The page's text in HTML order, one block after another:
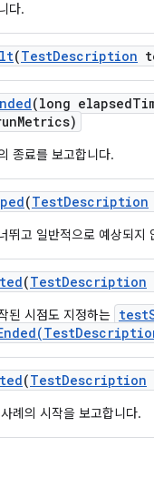
다.
(TestDescription
(long elapsed
Metrics)
종료를 보고합니다.
(TestDescription
뛰고 일반적으로 예상되
(TestDescription
된 시점도 지정하는
(TestDescription
례의 시작을 보고합니다.